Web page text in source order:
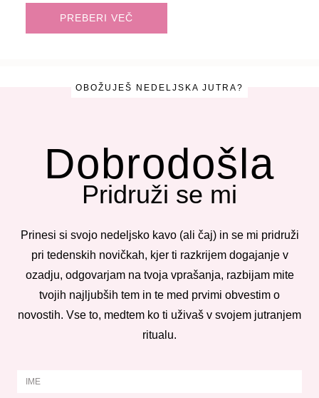
PREBERI VEČ
OBOŽUJEŠ NEDELJSKA JUTRA?
Dobrodošla
Pridruži se mi
Prinesi si svojo nedeljsko kavo (ali čaj) in se mi pridruži
pri tedenskih novičkah, kjer ti razkrijem dogajanje v
ozadju, odgovarjam na tvoja vprašanja, razbijam mite
tvojih najljubših tem in te med prvimi obvestim o
novostih. Vse to, medtem ko ti uživaš v svojem jutranjem
ritualu.